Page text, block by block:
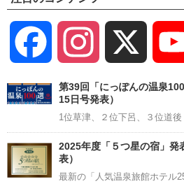
Facebook Instagram
第39回「にっぽんの温泉
15日号発表）
1位草津、２位下呂、３位道後
2025年度「５つ星の宿」発
表）
最新の「人気温泉旅館ホテル